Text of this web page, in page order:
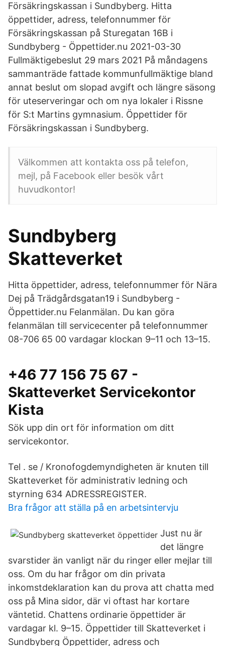
Försäkringskassan i Sundbyberg. Hitta
öppettider, adress, telefonnummer för
Försäkringskassan på Sturegatan 16B i
Sundbyberg - Öppettider.nu 2021-03-30
Fullmäktigebeslut 29 mars 2021 På måndagens
sammanträde fattade kommunfullmäktige bland
annat beslut om slopad avgift och längre säsong
för uteserveringar och om nya lokaler i Rissne
för S:t Martins gymnasium. Öppettider för
Försäkringskassan i Sundbyberg.
Välkommen att kontakta oss på telefon,
mejl, på Facebook eller besök vårt
huvudkontor!
Sundbyberg
Skatteverket
Hitta öppettider, adress, telefonnummer för Nära
Dej på Trädgårdsgatan19 i Sundbyberg -
Öppettider.nu Felanmälan. Du kan göra
felanmälan till servicecenter på telefonnummer
08-706 65 00 vardagar klockan 9–11 och 13–15.
+46 77 156 75 67 -
Skatteverket Servicekontor
Kista
Sök upp din ort för information om ditt
servicekontor.
Tel . se / Kronofogdemyndigheten är knuten till
Skatteverket för administrativ ledning och
styrning 634 ADRESSREGISTER.
Bra frågor att ställa på en arbetsintervju
Just nu är
det längre
svarstider än vanligt när du ringer eller mejlar till
oss. Om du har frågor om din privata
inkomstdeklaration kan du prova att chatta med
oss på Mina sidor, där vi oftast har kortare
väntetid. Chattens ordinarie öppettider är
vardagar kl. 9–15. Öppettider till Skatteverket i
Sundbyberg Öppettider, adress och